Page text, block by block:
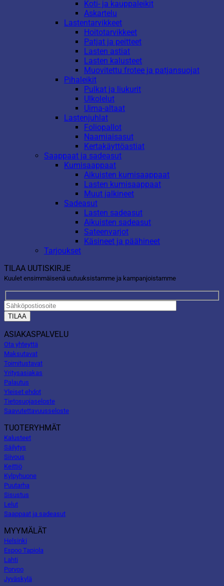
Koti- ja kauppaleikit
Askartelu
Lastentarvikkeet
Hoitotarvikkeet
Patjat ja peitteet
Lasten astiat
Lasten kalusteet
Muovitettu frotee ja patjansuojat
Pihaleikit
Pulkat ja liukurit
Ulkolelut
Uima-altaat
Lastenjuhlat
Foliopallot
Naamiaisasut
Kertakäyttöastiat
Saappaat ja sadeasut
Kumisaappaat
Aikuisten kumisaappaat
Lasten kumisaappaat
Muut jalkineet
Sadeasut
Lasten sadeasut
Aikuisten sadeasut
Sateenvarjot
Käsineet ja päähineet
Tarjoukset
TILAA UUTISKIRJE
Kuulet ensimmäisenä uutuuksistamme ja kampanjoistamme
ASIAKASPALVELU
Ota yhteyttä
Maksutavat
Toimitustavat
Yritysasiakas
Palautus
Yleiset ehdot
Tietosuojaseloste
Saavutettavuusseloste
TUOTERYHMÄT
Kalusteet
Säilytys
Siivous
Keittiö
Kylpyhuone
Puutarha
Sisustus
Lelut
Saappaat ja sadeasut
MYYMÄLÄT
Helsinki
Espoo Tapiola
Lahti
Porvoo
Jyväskylä